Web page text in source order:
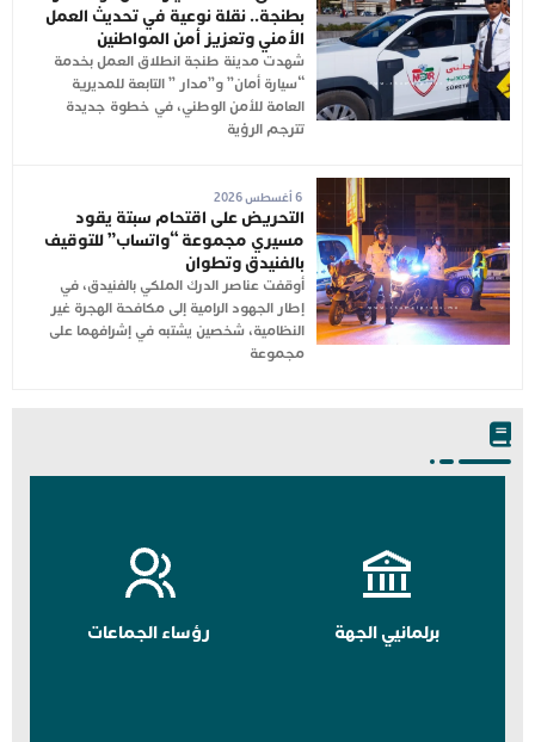
بطنجة.. نقلة نوعية في تحديث العمل
الأمني وتعزيز أمن المواطنين
شهدت مدينة طنجة انطلاق العمل بخدمة
“سيارة أمان” و”مدار ” التابعة للمديرية
العامة للأمن الوطني، في خطوة جديدة
تترجم الرؤية
6 أغسطس 2026
التحريض على اقتحام سبتة يقود
مسيري مجموعة “واتساب” للتوقيف
بالفنيدق وتطوان
أوقفت عناصر الدرك الملكي بالفنيدق، في
إطار الجهود الرامية إلى مكافحة الهجرة غير
النظامية، شخصين يشتبه في إشرافهما على
مجموعة
برلمانيي الجهة رؤساء الجماعات